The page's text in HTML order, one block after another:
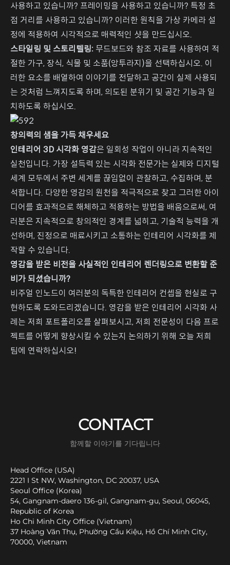
사용하고 있습니까? 프레이밍을 사용하고 있습니까? 특정 초
점 거리를 사용하고 있습니까? 이러한 원칙을 가상 카메라 설
정에 적용하여 시각적으로 매력적인 샷을 만드십시오.
스타일링 및 스토리텔링: 무드보드와 참조 자료를 사용하여 적
절한 가구, 장식, 식물 및 소품(앙투라지)을 선택하십시오. 이
러한 요소를 배열하여 이야기를 전달하고 공간이 실제 사용되
는 것처럼 느껴지도록 하며, 의도된 분위기 및 공간 기능과 일
치하도록 하십시오.
창의력의 샘을 가득 채우세요
인테리어 3D 시각화 영감은 일회성 작업이 아니라 지속적인
실천입니다. 가장 설득력 있는 시각화 전문가는 실제와 디지털
세계 모두에서 주변 세계를 끊임없이 관찰하고, 수집하며, 분
석합니다. 다양한 영감의 원천을 적극적으로 찾고 그러한 아이
디어를 효과적으로 해체하고 적용하는 방법을 배움으로써, 여
러분은 지속적으로 창의적인 경계를 넓히고, 기술적 능력을 개
선하며, 진정으로 매료시키고 소통하는 인테리어 시각화를 제
작할 수 있습니다.
영감을 받은 비전을 사실적인 인테리어 렌더링으로 변환할 준
비가 되셨습니까?
비주얼 인노드이 여러분의 독특한 인테리어 컨셉을 현실로 구
현하도록 도와드리겠습니다. 영감을 받은 인테리어 시각화 사
례는 저희 포트폴리오를 살펴보시고, 저희 전문성이 다음 프로
젝트를 어떻게 향상시킬 수 있는지 논의하기 위해 오늘 저희
팀에 연락하십시오!
CONTACT
함께할 이야기를 기다립니다
Head Office (USA)
2221 I St NW, Washington, DC 20037, USA
Seoul Office (Korea)
54, Gangnam-daero 136-gil, Gangnam-gu, Seoul, 06045,
Republic of Korea
Ho Chi Minh City Office (Vietnam)
37 Hoàng Văn Thụ, Phường Cầu Kiệu, Hồ Chí Minh City,
70000, Vietnam